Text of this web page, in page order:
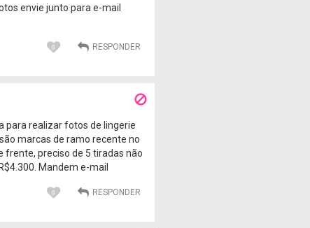
envie junto para e-mail
0
para realizar fotos de lingerie
marcas de ramo recente no
frente, preciso de 5 tiradas não
Mandem e-mail
0